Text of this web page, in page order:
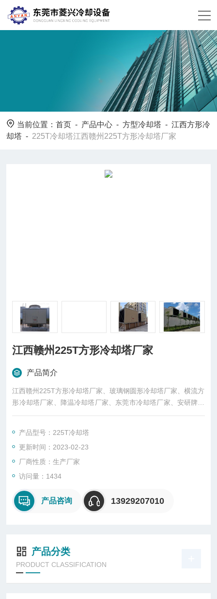
当前位置：首页 - 产品中心 -方型冷却塔 -江西方形冷
却塔 - 225T冷却塔江西赣州225T方形冷却塔厂家
江西赣州225T方形冷却塔厂家
产品简介
江西赣州225T方形冷却塔厂家、玻璃钢圆形冷却塔厂家、横流方
形冷却塔厂家、降温冷却塔厂家、东莞市冷却塔厂家、安研牌冷
却塔厂家、新余冷却塔厂家、江西冷却塔厂家生产，厂价直销。
产品型号：225T冷却塔
更新时间：2023-02-23
厂商性质：生产厂家
访问量：1434
产品咨询 13929207010
产品分类
PRODUCT CLASSIFICATION